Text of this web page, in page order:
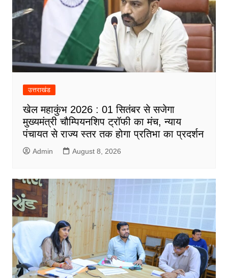
उत्तराखंड
खेल महाकुंभ 2026 : 01 सितंबर से सजेगा
मुख्यमंत्री चौम्पियनशिप ट्रॉफी का मंच, न्याय
पंचायत से राज्य स्तर तक होगा प्रतिभा का प्रदर्शन
Admin August 8, 2026